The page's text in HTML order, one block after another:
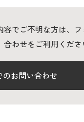
イト
容でご不明な方は、
合わせをご利用くださ
のお問い合わせ